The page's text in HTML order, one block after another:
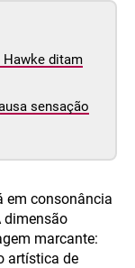
Hawke ditam
sensação
em consonância
dimensão
marcante:
artística de